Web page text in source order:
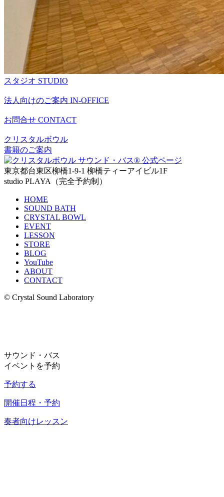
スタジオ STUDIO
法人向けのご案内 IN-OFFICE
お問合せ CONTACT
クリスタルボウル
書籍のご案内
東京都台東区柳橋1-9-1 柳橋ティーアイビル1F
studio PLAYA（完全予約制）
HOME
SOUND BATH
CRYSTAL BOWL
EVENT
LESSON
STORE
BLOG
YouTube
ABOUT
CONTACT
© Crystal Sound Laboratory
サウンド・バス
イベントを予約
予約する
開催日程・予約
奏者向けレッスン